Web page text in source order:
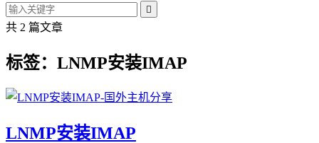

共 2 篇文章
标签：LNMP安装IMAP
LNMP安装IMAP